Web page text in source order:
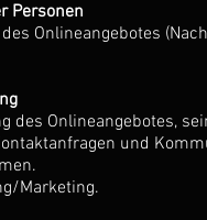
Personen
Onlineangebotes
des Onlineangebotes,
und
Marketing.